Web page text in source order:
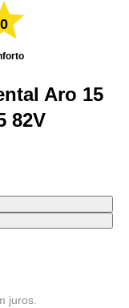
0
Aro 15
82V
juros.